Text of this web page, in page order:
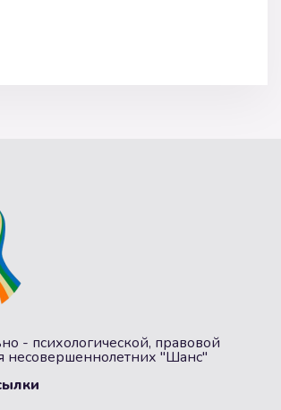
- психологической, правовой
несовершеннолетних "Шанс"